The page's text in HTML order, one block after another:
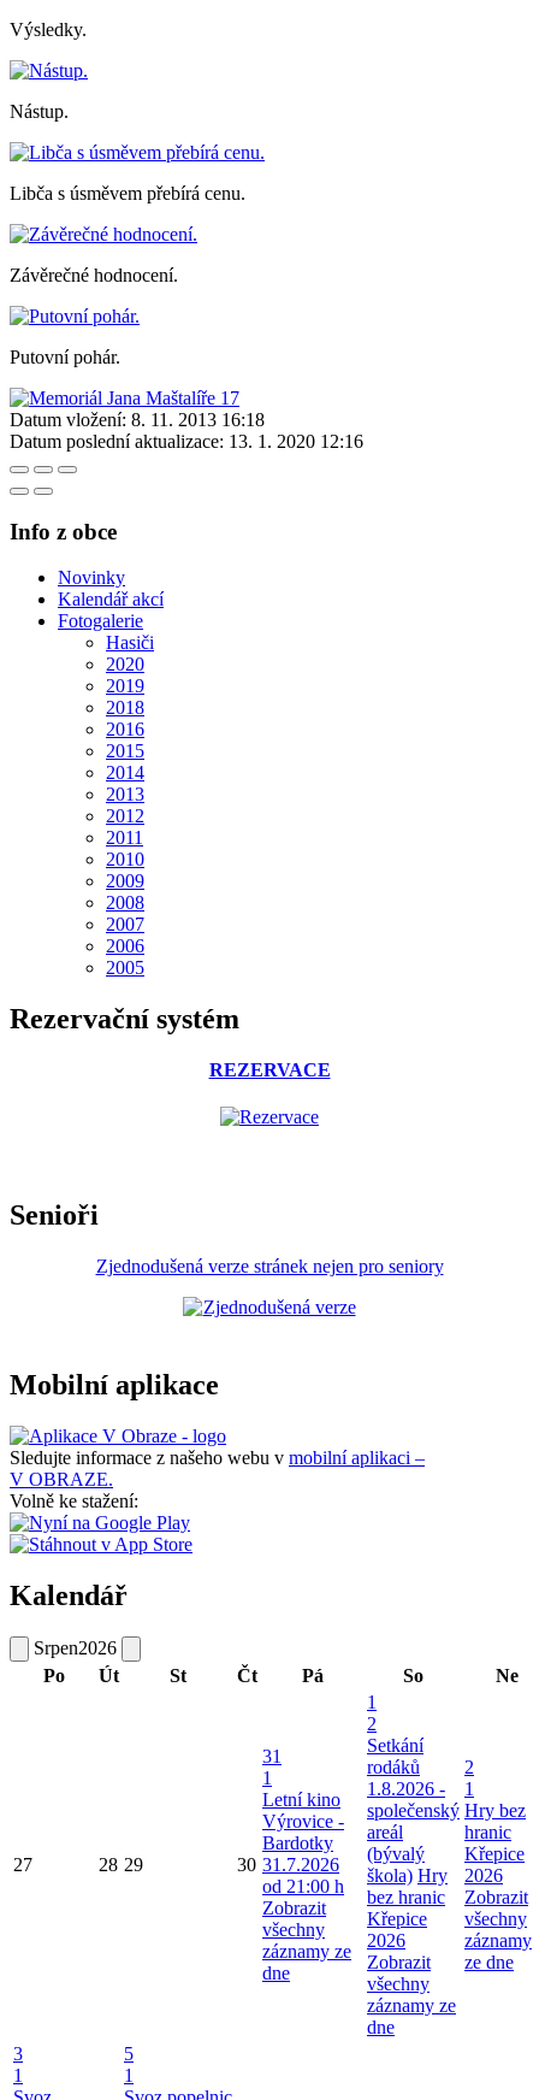
Výsledky.
Nástup.
Libča s úsměvem přebírá cenu.
Závěrečné hodnocení.
Putovní pohár.
Datum vložení: 8. 11. 2013 16:18
Datum poslední aktualizace: 13. 1. 2020 12:16
Info z obce
Novinky
Kalendář akcí
Fotogalerie
Hasiči
2020
2019
2018
2016
2015
2014
2013
2012
2011
2010
2009
2008
2007
2006
2005
Rezervační systém
REZERVACE
Senioři
Zjednodušená verze stránek nejen pro seniory
Mobilní aplikace
Sledujte informace z našeho webu v mobilní aplikaci –
V OBRAZE.
Volně ke stažení:
Kalendář
Srpen2026
Po
Út St Čt Pá So Ne
27 28 29 30
31
1
Letní kino
Výrovice -
Bardotky
31.7.2026
od 21:00 h
Zobrazit
všechny
záznamy ze
dne
1
2
Setkání
rodáků
1.8.2026 -
společenský
areál
(bývalý
škola) Hry
bez hranic
Křepice
2026
Zobrazit
všechny
záznamy ze
dne
2
1
Hry bez
hranic
Křepice
2026
Zobrazit
všechny
záznamy
ze dne
3
1
5
1